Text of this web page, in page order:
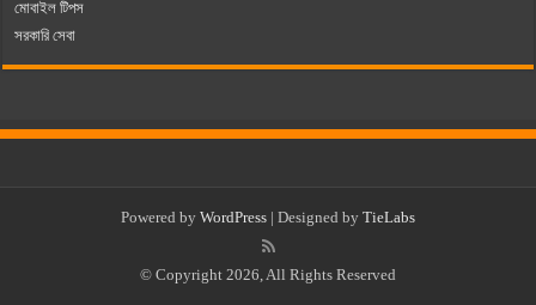
মোবাইল টিপস
সরকারি সেবা
Powered by WordPress | Designed by TieLabs
© Copyright 2026, All Rights Reserved